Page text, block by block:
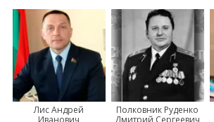
Лис Андрей
Полковник Руденко